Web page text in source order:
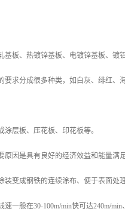
基板、热镀锌基板、电镀锌基板、
要求分成很多种类，如白灰、绯红、
涂层板、压花板、印花板等。
原因是具有良好的经济效益和能量满
装变成钢铁的连续涂布、便于表面
速一般在30-100m/min快可达240m/